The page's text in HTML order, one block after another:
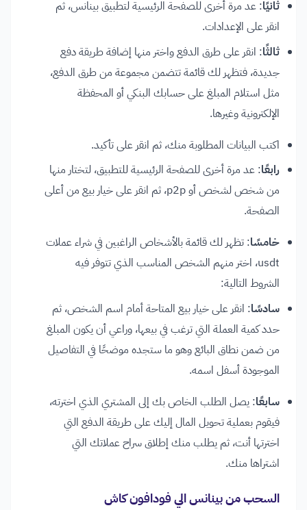
ثانيًا: عد مرة أخرى للصفحة الرئيسية لتطبيق بينانس، ثم
انقر على الإعدادات.
ثالثًا: انقر على طرق الدفع واختر منها إضافة طريقة دفع
جديدة، فتظهر لك قائمة تتضمن مجموعة من طرق الدفع،
مثل استلام المبلغ على حسابك البنكي أو المحفظة
الإلكترونية وغيرها.
اكتب البيانات المطلوبة منك، ثم انقر على تأكيد.
رابعًا: عد مرة أخرى للصفحة الرئيسية للتطبيق، لتختار منها
من شخص لشخص أو p2p، ثم انقر على خيار بيع من أعلى
الصفحة.
خامسًا: تظهر لك قائمة بالأشخاص الراغبين في شراء عملات
usdt، اختر منهم الشخص المناسب الذي تتوفر فيه
الشروط التالية:
سادسًا: انقر على خيار بيع المتاحة أمام اسم الشخص، ثم
حدد كمية العملة التي ترغب في بيعها، وراعي أن يكون المبلغ
من ضمن نطاق البائع وهو ما ستجده موضحًا في التفاصيل
الموجودة أسفل اسمه.
سابعًا: يصل الطلب الخاص بك إلى المشتري الذي اخترته،
فيقوم بعملية تحويل المال إليك على طريقة الدفع التي
اخترتها أنت، ثم يطلب منك إطلاق سراح عملاتك التي
اشتراها منك.
السحب من بينانس الي فودافون كاش